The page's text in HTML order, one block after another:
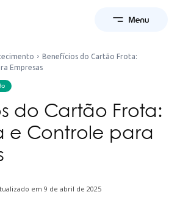
Benefícios do Cartão Frota:
Empresas
do Cartão Frota:
e Controle para
em 9 de abril de 2025